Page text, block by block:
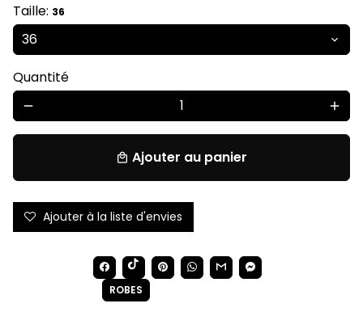
Taille: 36
Quantité
remove add
local_mall Ajouter au panier
Ajouter à la liste d'envies
ROBES